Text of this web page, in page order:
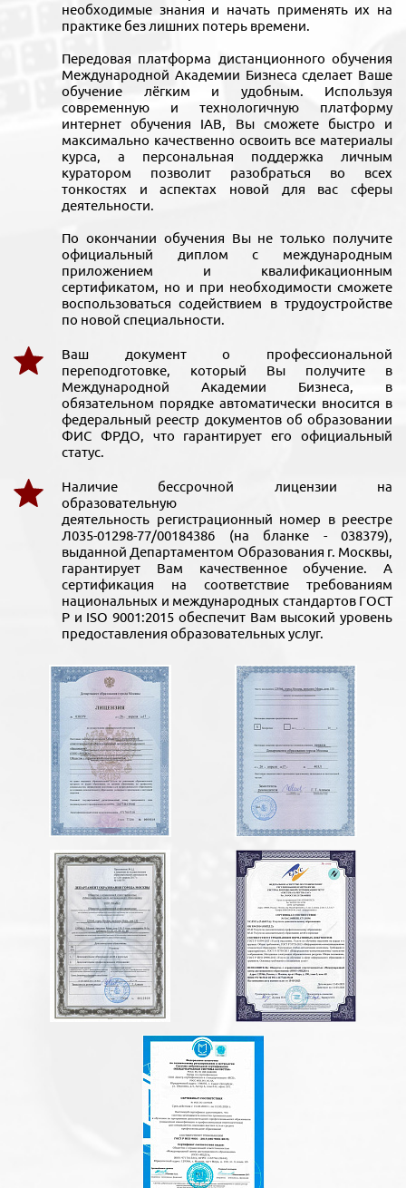
необходимые знания и начать применять их на
практике без лишних потерь времени.
Передовая платформа дистанционного обучения
Международной Академии Бизнеса сделает Ваше
обучение лёгким и удобным. Используя
современную и технологичную платформу
интернет обучения IAB, Вы сможете быстро и
максимально качественно освоить все материалы
курса, а персональная поддержка личным
куратором позволит разобраться во всех
тонкостях и аспектах новой для вас сферы
деятельности.
По окончании обучения Вы не только получите
официальный диплом с международным
приложением и квалификационным
сертификатом, но и при необходимости сможете
воспользоваться содействием в трудоустройстве
по новой специальности.
Ваш документ о профессиональной
переподготовке, который Вы получите в
Международной Академии Бизнеса, в
обязательном порядке автоматически вносится в
федеральный реестр документов об образовании
ФИС ФРДО, что гарантирует его официальный
статус.
Наличие бессрочной лицензии на
образовательную
деятельность регистрационный номер в реестре
Л035-01298-77/00184386 (на бланке - 038379),
выданной Департаментом Образования г. Москвы,
гарантирует Вам качественное обучение. А
сертификация на соответствие требованиям
национальных и международных стандартов ГОСТ
Р и ISO 9001:2015 обеспечит Вам высокий уровень
предоставления образовательных услуг.